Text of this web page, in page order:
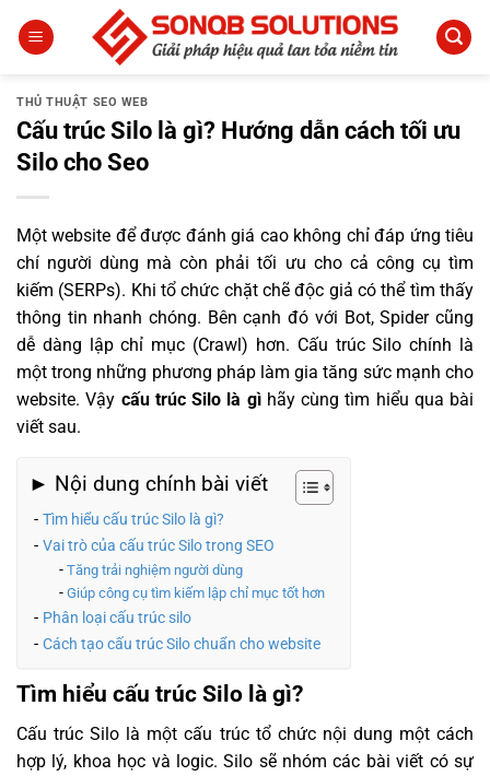
qua
dungTHỦ THUẬT SEO WEB
Cấu trúc Silo là gì? Hướng dẫn cách tối ưu
Silo cho Seo
Một website để được đánh giá cao không chỉ đáp ứng tiêu
chí người dùng mà còn phải tối ưu cho cả công cụ tìm
kiếm (SERPs). Khi tổ chức chặt chẽ độc giả có thể tìm thấy
thông tin nhanh chóng. Bên cạnh đó với Bot, Spider cũng
dễ dàng lập chỉ mục (Crawl) hơn. Cấu trúc Silo chính là
một trong những phương pháp làm gia tăng sức mạnh cho
website. Vậy cấu trúc Silo là gìhãy cùng tìm hiểu qua bài
viết sau.
► Nội dung chính bài viết
Tìm hiểu cấu trúc Silo là gì?
Vai trò của cấu trúc Silo trong SEO
Tăng trải nghiệm người dùng
Giúp công cụ tìm kiếm lập chỉ mục tốt hơn
Phân loại cấu trúc silo
Cách tạo cấu trúc Silo chuẩn cho website
Tìm hiểu cấu trúc Silo là gì?
Cấu trúc Silo là một cấu trúc tổ chức nội dung một cách
hợp lý, khoa học và logic. Silo sẽ nhóm các bài viết có sự